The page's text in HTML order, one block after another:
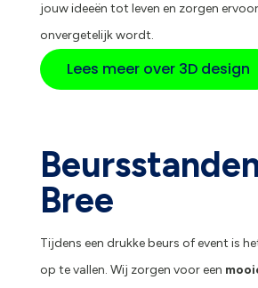
jouw ideeën tot leven en zorgen
onvergetelijk wordt.
Lees meer over 3D design
Bree
Tijdens een drukke beurs of event is
op te vallen. Wij zorgen voor een